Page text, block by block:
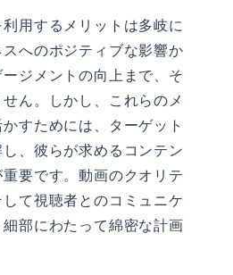
用するメリットは多岐に
へのポジティブな影響か
ジメントの向上まで、そ
ん。しかし、これらのメ
すためには、ターゲット
、彼らが求めるコンテン
要です。動画のクオリテ
て視聴者とのコミュニケ
部にわたって綿密な計画